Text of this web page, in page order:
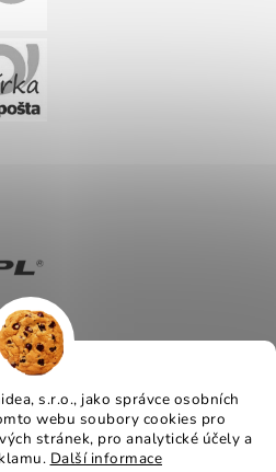
s.r.o., jako správce osobních
webu soubory cookies pro
stránek, pro analytické účely a
Další informace